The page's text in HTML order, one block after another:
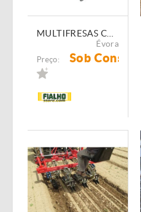
MULTIFRESAS COMEB FL
Évora
Preço: Sob Consulta